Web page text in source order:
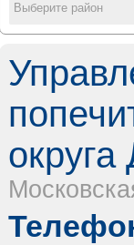
Выберите район